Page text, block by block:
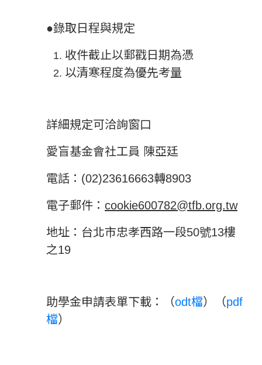
●錄取日程與規定
收件截止以郵戳日期為憑
以清寒程度為優先考量
詳細規定可洽詢窗口
愛盲基金會社工員 陳亞廷
電話：(02)23616663轉8903
電子郵件： cookie600782@tfb.org.tw
地址：台北市忠孝西路一段50號13樓
之19
助學金申請表單下載：（odt檔）（pdf
檔）